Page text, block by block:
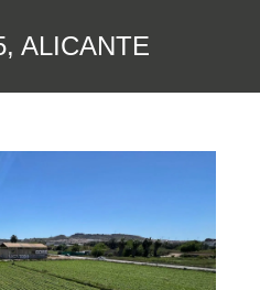
ALICANTE